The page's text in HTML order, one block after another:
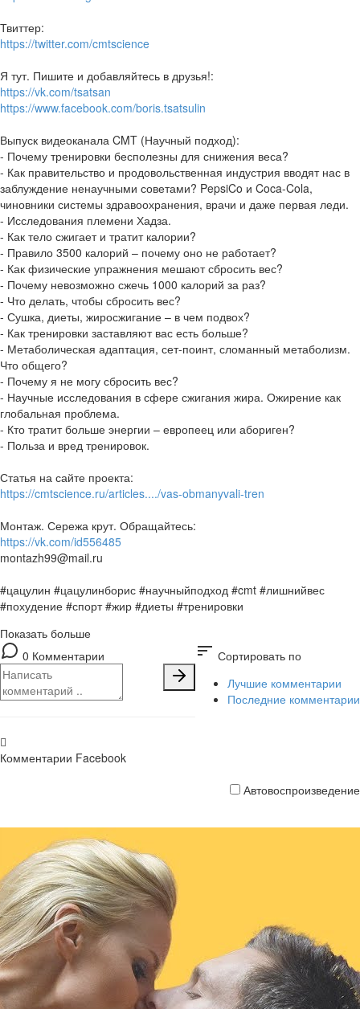
Твиттер:
https://twitter.com/cmtscience
Я тут. Пишите и добавляйтесь в друзья!:
https://vk.com/tsatsan
https://www.facebook.com/boris.tsatsulin
Выпуск видеоканала CMT (Научный подход):
- Почему тренировки бесполезны для снижения веса?
- Как правительство и продовольственная индустрия вводят нас в
заблуждение ненаучными советами? PepsiCo и Coca-Cola,
чиновники системы здравоохранения, врачи и даже первая леди.
- Исследования племени Хадза.
- Как тело сжигает и тратит калории?
- Правило 3500 калорий – почему оно не работает?
- Как физические упражнения мешают сбросить вес?
- Почему невозможно сжечь 1000 калорий за раз?
- Что делать, чтобы сбросить вес?
- Сушка, диеты, жиросжигание – в чем подвох?
- Как тренировки заставляют вас есть больше?
- Метаболическая адаптация, сет-поинт, сломанный метаболизм.
Что общего?
- Почему я не могу сбросить вес?
- Научные исследования в сфере сжигания жира. Ожирение как
глобальная проблема.
- Кто тратит больше энергии – европеец или абориген?
- Польза и вред тренировок.
Статья на сайте проекта:
https://cmtscience.ru/articles..../vas-obmanyvali-tren
Монтаж. Сережа крут. Обращайтесь:
https://vk.com/id556485
montazh99@mail.ru
#цацулин #цацулинборис #научныйподход #cmt #лишнийвес
#похудение #спорт #жир #диеты #тренировки
Показать больше
0 Комментарии
sort Сортировать по
Лучшие комментарии
Последние комментарии
Комментарии Facebook
Автовоспроизведение